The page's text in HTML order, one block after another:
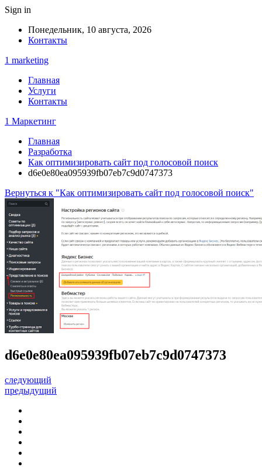
Sign in
Понедельник, 10 августа, 2026
Контакты
1 marketing
Главная
Услуги
Контакты
1 Маркетинг
Главная
Разработка
Как оптимизировать сайт под голосовой поиск
d6e0e80ea095939fb07eb7c9d0747373
Вернуться к "Как оптимизировать сайт под голосовой поиск"
d6e0e80ea095939fb07eb7c9d0747373
следующий
предыдущий